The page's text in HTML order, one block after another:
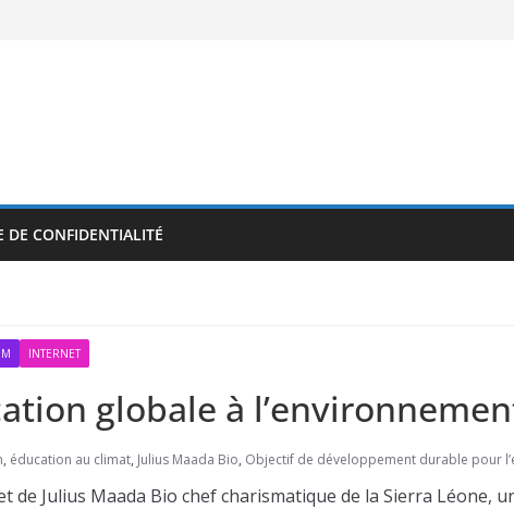
DE CONFIDENTIALITÉ
INTERNET
globale à
, éducation au climat, Julius Maada Bio, Objectif de développement durable pour
de Julius Maada Bio chef charismatique de la Sierra